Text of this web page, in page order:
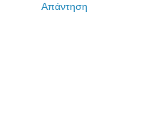
Απάντηση